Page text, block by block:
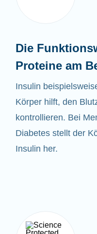
Die
Proteine am
Insulin
Körper hilft, den
kontrollieren. Bei
Diabetes stellt der
Insulin her.